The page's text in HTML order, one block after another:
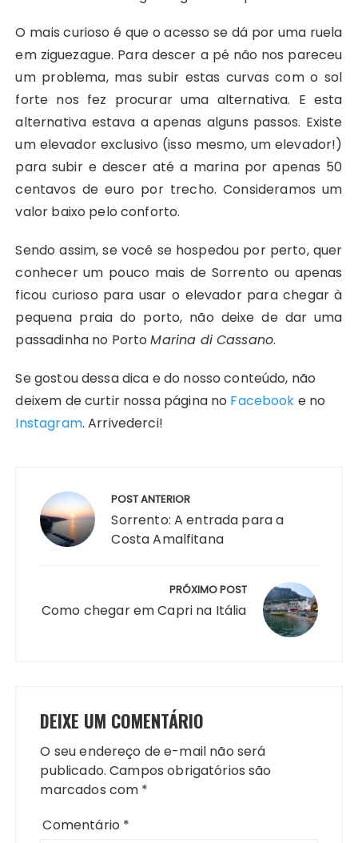
O mais curioso é que o acesso se dá por uma ruela
em ziguezague. Para descer a pé não nos pareceu
um problema, mas subir estas curvas com o sol
forte nos fez procurar uma alternativa. E esta
alternativa estava a apenas alguns passos. Existe
um elevador exclusivo (isso mesmo, um elevador!)
para subir e descer até a marina por apenas 50
centavos de euro por trecho. Consideramos um
valor baixo pelo conforto.
Sendo assim, se você se hospedou por perto, quer
conhecer um pouco mais de Sorrento ou apenas
ficou curioso para usar o elevador para chegar à
pequena praia do porto, não deixe de dar uma
passadinha no PortoMarina di Cassano.
Se gostou dessa dica e do nosso conteúdo, não
deixem de curtir nossa página no Facebook e no
Instagram. Arrivederci!
Post
POST ANTERIOR
Sorrento: A entrada para a
Costa Amalfitana
PRÓXIMO POST
Como chegar em Capri na Itália
DEIXE UM COMENTÁRIO
O seu endereço de e-mail não será
publicado. Campos obrigatórios são
marcados com *
Comentário *